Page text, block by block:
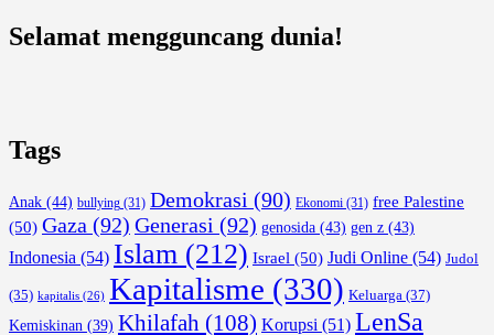
Selamat mengguncang dunia!
Tags
Anak (44) bullying (31) Demokrasi (90) Ekonomi (31) free Palestine
(50) Gaza (92) Generasi (92) genosida (43) gen z (43)
Indonesia (54) Islam (212) Israel (50) Judi Online (54) Judol
(35) kapitalis (26) Kapitalisme (330) Keluarga (37)
Kemiskinan (39) Khilafah (108) Korupsi (51) LenSa